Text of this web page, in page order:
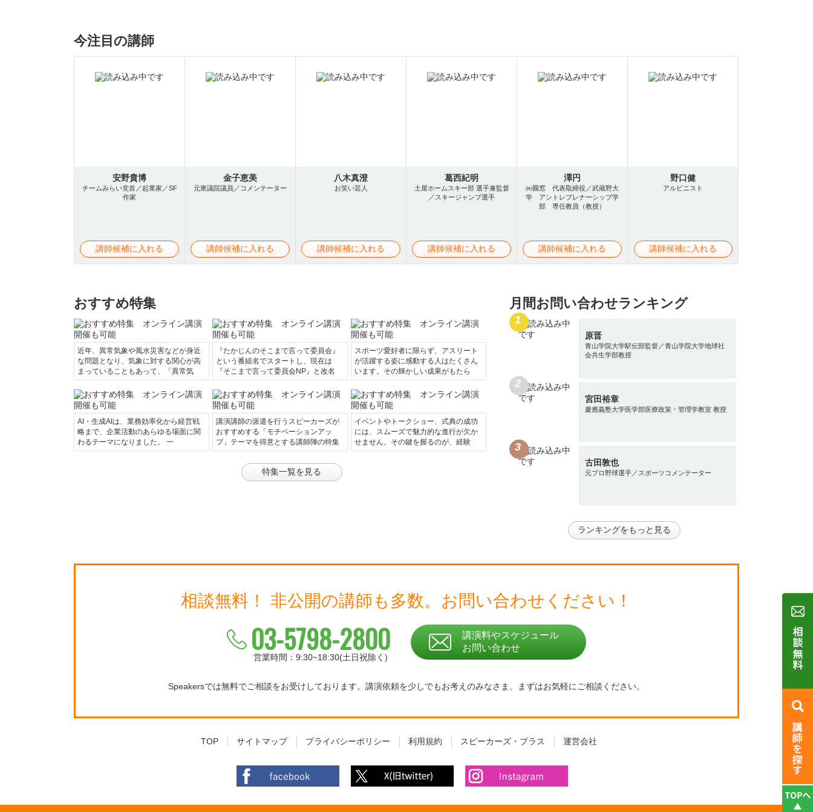
今注目の講師
安野貴博
チームみらい党首／起業家／SF
作家
講師候補に入れる
金子恵美
元衆議院議員／コメンテーター
講師候補に入れる
八木真澄
お笑い芸人
講師候補に入れる
葛西紀明
土屋ホームスキー部 選手兼監督
／スキージャンプ選手
講師候補に入れる
澤円
㈱圓窓 代表取締役／武蔵野大
学 アントレプレナーシップ学
部 専任教員（教授）
講師候補に入れる
野口健
アルピニスト
講師候補に入れる
おすすめ特集
近年、異常気象や風水災害などが身近
な問題となり、気象に対する関心が高
まっていることもあって、「異常気
『たかじんのそこまで言って委員会』
という番組名でスタートし、現在は
『そこまで言って委員会NP』と改名
スポーツ愛好者に限らず、アスリート
が活躍する姿に感動する人はたくさん
います。その輝かしい成果がもたら
AI・生成AIは、業務効率化から経営戦
略まで、企業活動のあらゆる場面に関
わるテーマになりました。 一
講演講師の派遣を行うスピーカーズが
おすすめする「モチベーションアッ
プ」テーマを得意とする講師陣の特集
イベントやトークショー、式典の成功
には、スムーズで魅力的な進行が欠か
せません。その鍵を握るのが、経験
特集一覧を見る
月間お問い合わせランキング
原晋
青山学院大学駅伝部監督／青山学院大学地球社
会共生学部教授
宮田裕章
慶應義塾大学医学部医療政策・管理学教室 教授
古田敦也
元プロ野球選手／スポーツコメンテーター
ランキングをもっと見る
相談無料！ 非公開の講師も多数。 お問い合わせください！
03-5798-2800
営業時間：9:30~18:30(土日祝除く)
講演料やスケジュール
お問い合わせ
Speakersでは無料でご相談をお受けしております。 講演依頼を少しでもお考えのみなさま、 まずはお気軽にご相談ください。
TOP サイトマップ プライバシーポリシー 利用規約 スピーカーズ・プラス 運営会社